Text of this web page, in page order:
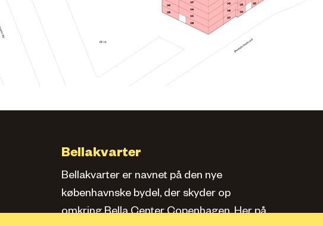
BF18
142
139
147
144
141
138
143
140
137
126
124
123
Bellakvarter
Bellakvarter er navnet på den nye
københavnske bydel, der skyder op
omkring Bella Center Copenhagen. Her på